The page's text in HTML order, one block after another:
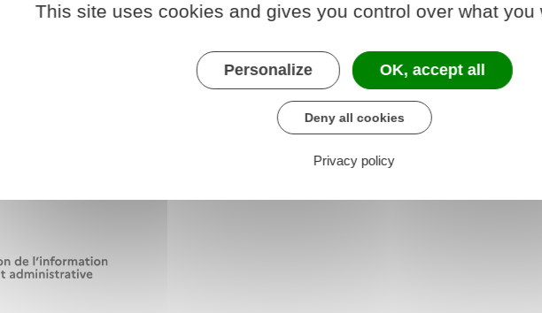
d'accompagnement à la création et à la reprise d'entreprise proposés
dispositif Nacre)
This site uses cookies and gives you control over what you
Personalize OK, accept all
Deny all cookies
Privacy policy